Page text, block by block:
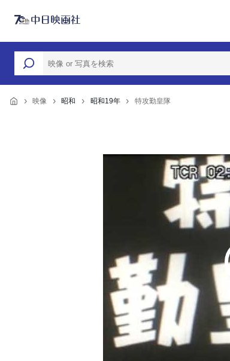
映像 昭和 昭和19年 特攻勤皇隊